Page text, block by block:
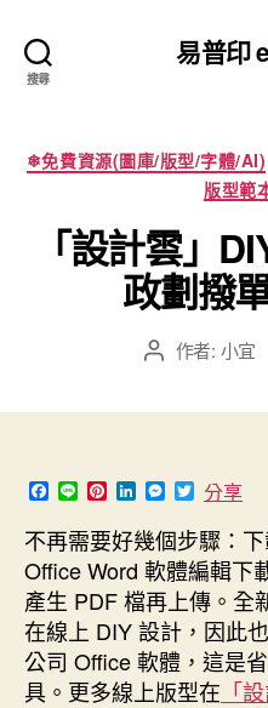
搜尋
易普印
❄免費資源(圖庫/版型/字體/AI)
版型範
「設計雲」
政劃撥
文 作者: 小宜
F
a
c
e
b
o
o
k
L
n
e
P
n
t
e
r
e
s
t
L
n
k
e
d
I
n
M
e
s
s
e
n
g
e
r
T
w
i
t
t
e
r
分享
不再需要好幾個步驟：
Office Word 軟體編輯下
產生 PDF 檔再上傳。全
在線上 DIY 設計，因此
公司 Office 軟體，這是
具。更多線上版型在 「